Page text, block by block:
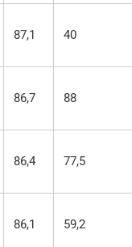
87,1 40
86,7 88
86,4 77,5
86,1 59,2